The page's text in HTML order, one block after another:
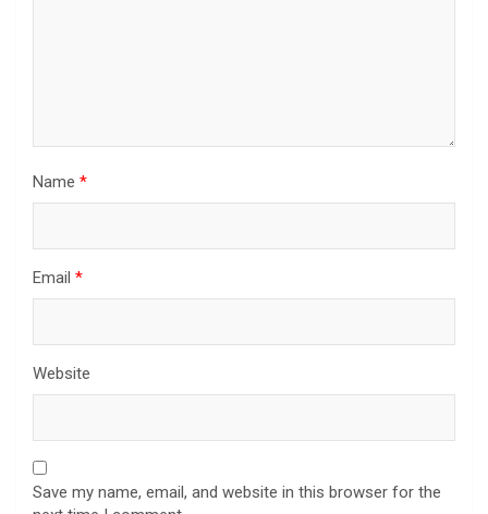
Name *
Email *
Website
Save my name, email, and website in this browser for the